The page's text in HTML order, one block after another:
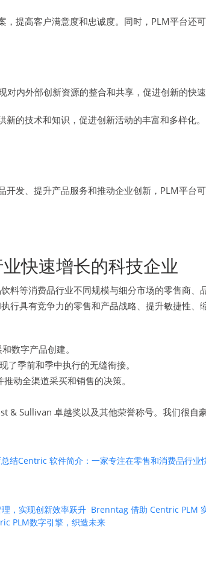
提高客户满意度和忠诚度。同时，PLM平台还
内外部创新资源的整合和共享，促进创新的快速
的技术和知识，促进创新活动的丰富和多样化
发、提升产品服务和推动企业创新，PLM平台
快速增长的科技企业
等消费品行业不同规模与细分市场的零售商
具有竞争力的零售和产品战略、提升敏捷性、
数字产品创建。
季前和季中执行的无缝衔接。
动全渠道采买和销售的决策。
Sullivan 卓越奖以及其他荣誉称号。我们很自
总结Centric 软件简介：一家专注在零售和消费品行业
，实现创新效率跃升 Brenntag 借助 Centric PLM
PLM数字引擎，织造未来